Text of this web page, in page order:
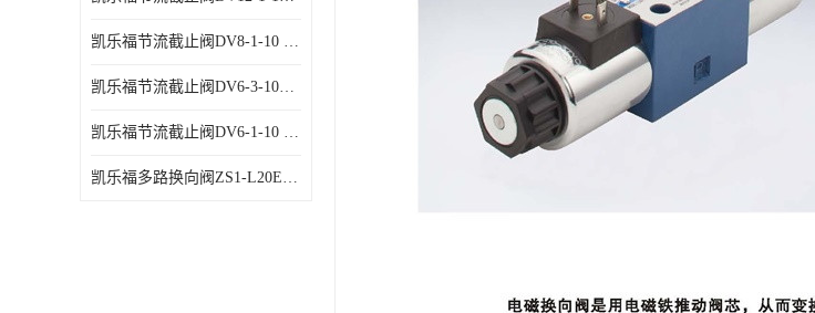
凯乐福节流截止阀DV8-1-10 液压站节流阀
凯乐福节流截止阀DV6-3-10液压站节流阀
凯乐福节流截止阀DV6-1-10 液压站节流阀
凯乐福多路换向阀ZS1-L20E-OT多路阀厂家